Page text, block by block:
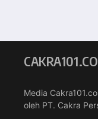
Media
oleh PT. Cakra